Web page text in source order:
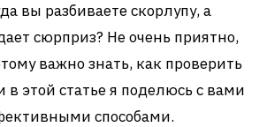
вы разбиваете скорлупу, а
сюрприз? Не очень приятно,
важно знать, как проверить
в этой статье я поделюсь с вами
способами.